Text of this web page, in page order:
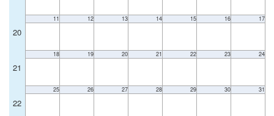
20
11 12 13 14 15 16 17
21
18 19 20 21 22 23 24
22
25 26 27 28 29 30 31